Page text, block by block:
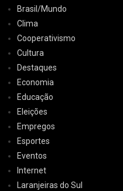
Brasil/Mundo
Clima
Cooperativismo
Cultura
Destaques
Economia
Educação
Eleições
Empregos
Esportes
Eventos
Internet
Laranjeiras do Sul